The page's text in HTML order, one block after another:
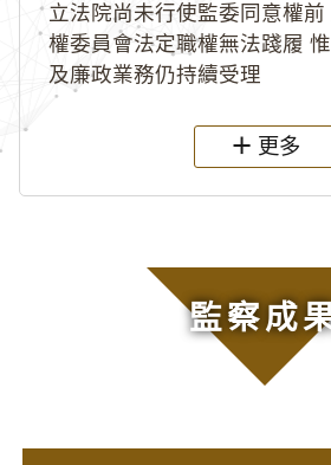
立法院尚未行使監委同意權
權委員會法定職權無法踐履
及廉政業務仍持續受理
更多
監察成